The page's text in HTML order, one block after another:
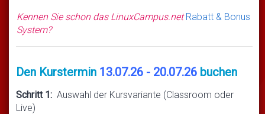
Kennen Sie schon das LinuxCampus.netRabatt & Bonus
System?
Den Kurstermin 13.07.26 - 20.07.26 buchen
Schritt 1: Auswahl der Kursvariante (Classroom oder
Live)